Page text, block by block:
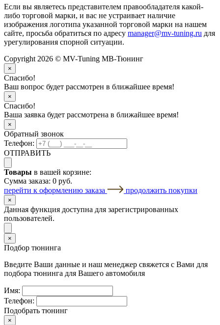
Если вы являетесь представителем правообладателя какой-
либо торговой марки, и вас не устраивает наличие
изображения логотипа указанной торговой марки на нашем
сайте, просьба обратиться по адресу manager@mv-tuning.ru для
урегулирования спорной ситуации.
Copyright 2026 © MV-Tuning МВ-Тюнинг
×
Спасибо!
Ваш вопрос будет рассмотрен в ближайшее время!
×
Спасибо!
Ваша заявка будет рассмотрена в ближайшее время!
×
Обратный звонок
Телефон:
ОТПРАВИТЬ
Товары в вашей корзине:
Сумма заказа: 0 руб.
перейти к оформлению заказа
продолжить покупки
×
Данная функция доступна для зарегистрированных
пользователей.
×
Подбор тюнинга
Введите Ваши данные и наш менеджер свяжется с Вами для
подбора тюнинга для Вашего автомобиля
Имя:
Телефон:
Подобрать тюнинг
×